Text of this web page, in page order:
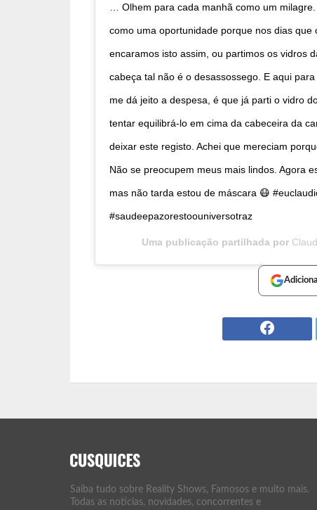
… Olhem para cada manhã como um
como uma oportunidade porque nos dias que
encaramos isto assim, ou partimos os vidros
cabeça tal não é o desassossego. E aqui
me dá jeito a despesa, é que já parti o vidro
tentar equilibrá-lo em cima da cabeceira da
deixar este registo. Achei que mereciam
Não se preocupem meus mais lindos. Agora
mas não tarda estou de máscara 😷
#saudeepazorestoouniversotraz
Uma publicação partilhada por
Saiba tudo sobre Reality Shows, Famosos e muito mais.
Todas as notícias, novidades, concorrentes e